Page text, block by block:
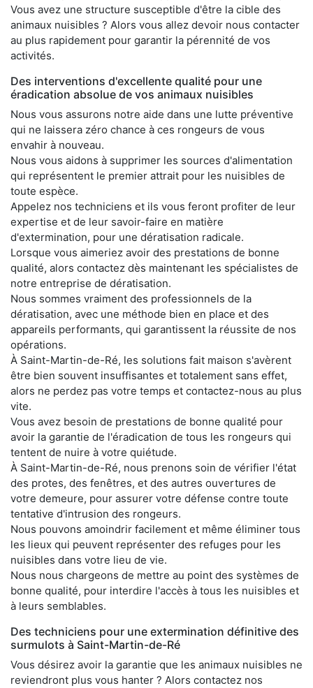
Vous avez une structure susceptible d'être la cible des
animaux nuisibles ? Alors vous allez devoir nous contacter
au plus rapidement pour garantir la pérennité de vos
activités.
Des interventions d'excellente qualité pour une
éradication absolue de vos animaux nuisibles
Nous vous assurons notre aide dans une lutte préventive
qui ne laissera zéro chance à ces rongeurs de vous
envahir à nouveau.
Nous vous aidons à supprimer les sources d'alimentation
qui représentent le premier attrait pour les nuisibles de
toute espèce.
Appelez nos techniciens et ils vous feront profiter de leur
expertise et de leur savoir-faire en matière
d'extermination, pour une dératisation radicale.
Lorsque vous aimeriez avoir des prestations de bonne
qualité, alors contactez dès maintenant les spécialistes de
notre entreprise de dératisation.
Nous sommes vraiment des professionnels de la
dératisation, avec une méthode bien en place et des
appareils performants, qui garantissent la réussite de nos
opérations.
À Saint-Martin-de-Ré, les solutions fait maison s'avèrent
être bien souvent insuffisantes et totalement sans effet,
alors ne perdez pas votre temps et contactez-nous au plus
vite.
Vous avez besoin de prestations de bonne qualité pour
avoir la garantie de l'éradication de tous les rongeurs qui
tentent de nuire à votre quiétude.
À Saint-Martin-de-Ré, nous prenons soin de vérifier l'état
des protes, des fenêtres, et des autres ouvertures de
votre demeure, pour assurer votre défense contre toute
tentative d'intrusion des rongeurs.
Nous pouvons amoindrir facilement et même éliminer tous
les lieux qui peuvent représenter des refuges pour les
nuisibles dans votre lieu de vie.
Nous nous chargeons de mettre au point des systèmes de
bonne qualité, pour interdire l'accès à tous les nuisibles et
à leurs semblables.
Des techniciens pour une extermination définitive des
surmulots à Saint-Martin-de-Ré
Vous désirez avoir la garantie que les animaux nuisibles ne
reviendront plus vous hanter ? Alors contactez nos